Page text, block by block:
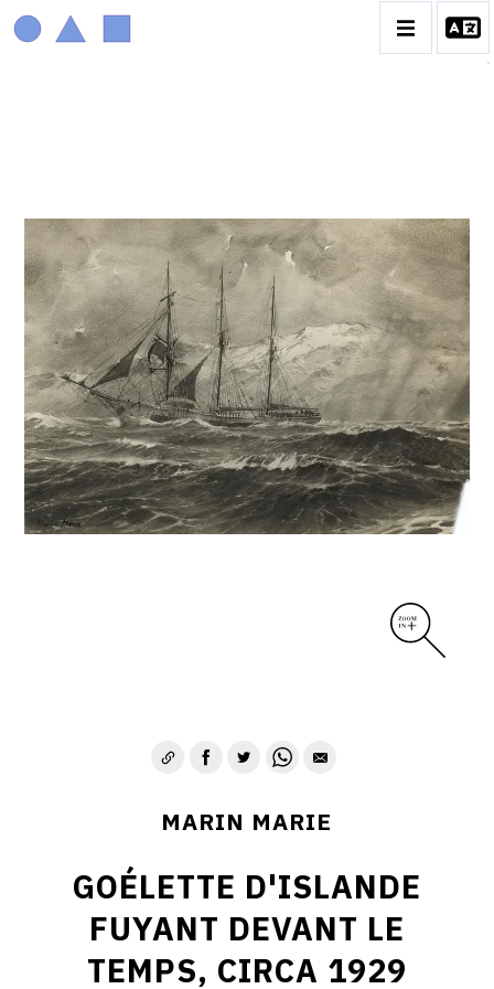
BIOGRAPHIE
CATALOGUE DES OEUVRES
CONTACT
MARIN MARIE
GOÉLETTE D'ISLANDE
FUYANT DEVANT LE
TEMPS, CIRCA 1929